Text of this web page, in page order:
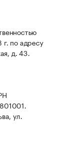
по адресу
д. 43.
ул.